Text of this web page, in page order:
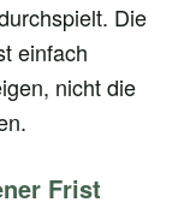
Die
einfach
nicht die
Frist